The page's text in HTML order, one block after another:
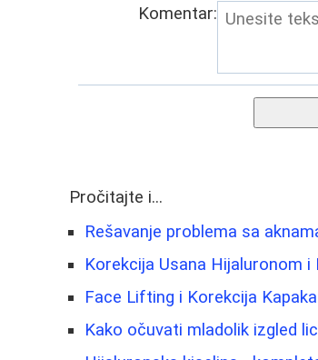
Komentar:
Pročitajte i...
Rešavanje problema sa
Korekcija Usana Hijaluronom
Face Lifting i Korekcija
Kako očuvati mladolik izgled